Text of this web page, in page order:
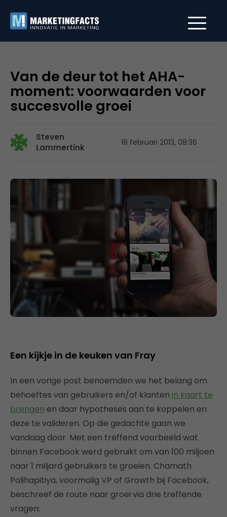
Van de deur tot het AHA-
moment: voorwaarden voor
succesvolle groei
Steven
Lammertink
18 februari 2013, 08:36
Een kijkje in de keuken van Fray
In een vorige post benoemden we het belang om
behoeftes van gebruikers en/of klanten in kaart te
brengen en daar hypotheses aan te koppelen en
deze te valideren. Op die gedachte gaan we
vandaag door. Met een treffend voorbeeld wat
binnen Facebook werd gebruikt om van 100 miljoen
naar 1 miljard gebruikers te groeien. Chamath
Palihapitiya, voormalig VP of Growth bij Facebook,
beschreef de route naar groei via drie treffende
vragen: